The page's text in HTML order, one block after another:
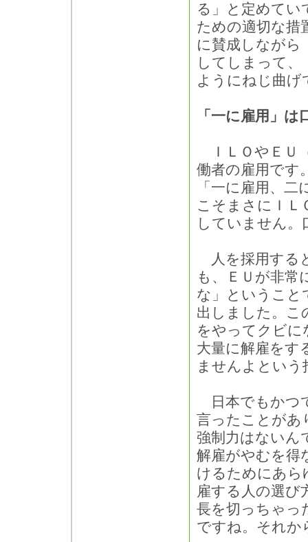
る」と定めてい
ための適切な措
に賛成しながら
してしまって、
ようにねじ曲げ
「一に雇用」は
ＩＬＯやＥＵ
働者の雇用です
「一に雇用、
こそまさにＩＬ
していません
人を採用する
も、ＥＵが非常
な」ということ
出しました。こ
をやってクビに
大量に解雇をす
ませんよという
日本でもかつ
言ったことがあ
強制力はないん
解雇がやむを得
けるためにあら
雇する人の選び
長を切っちゃっ
ですね。それか